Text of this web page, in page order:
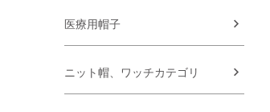
医療用帽子
ニット帽、ワッチカテゴリ